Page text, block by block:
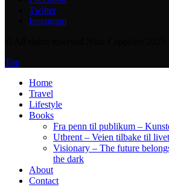
Twitter
Instagram
Top
Home
Travel
Lifestyle
Books
Fra penn til publikum –
Utbrent – Veien tilbake til livet
Visionary – The future
the dark
About
Contact